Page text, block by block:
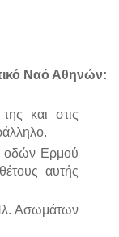
Ναό Αθηνών:
και στις
οδών Ερμού
αυτής
Ασωμάτων